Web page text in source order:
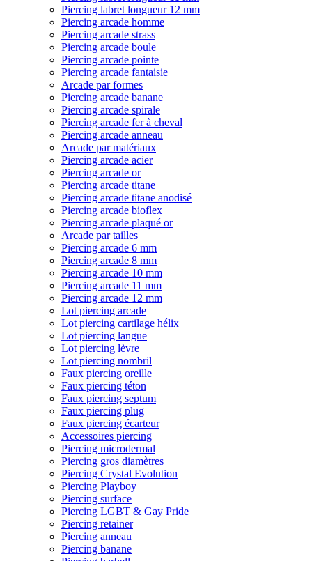
Piercing labret longueur 12 mm
Piercing arcade homme
Piercing arcade strass
Piercing arcade boule
Piercing arcade pointe
Piercing arcade fantaisie
Arcade par formes
Piercing arcade banane
Piercing arcade spirale
Piercing arcade fer à cheval
Piercing arcade anneau
Arcade par matériaux
Piercing arcade acier
Piercing arcade or
Piercing arcade titane
Piercing arcade titane anodisé
Piercing arcade bioflex
Piercing arcade plaqué or
Arcade par tailles
Piercing arcade 6 mm
Piercing arcade 8 mm
Piercing arcade 10 mm
Piercing arcade 11 mm
Piercing arcade 12 mm
Lot piercing arcade
Lot piercing cartilage hélix
Lot piercing langue
Lot piercing lèvre
Lot piercing nombril
Faux piercing oreille
Faux piercing téton
Faux piercing septum
Faux piercing plug
Faux piercing écarteur
Accessoires piercing
Piercing microdermal
Piercing gros diamètres
Piercing Crystal Evolution
Piercing Playboy
Piercing surface
Piercing LGBT & Gay Pride
Piercing retainer
Piercing anneau
Piercing banane